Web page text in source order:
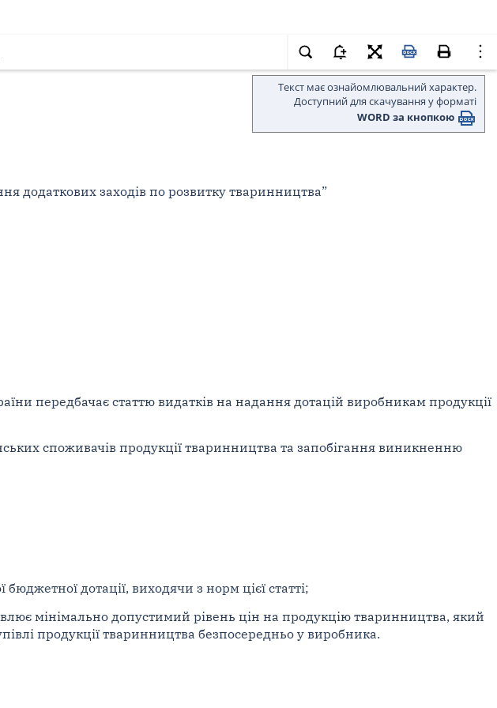
Текст має ознайомлювальний характер.
Доступний для скачування у форматі
WORD за кнопкою